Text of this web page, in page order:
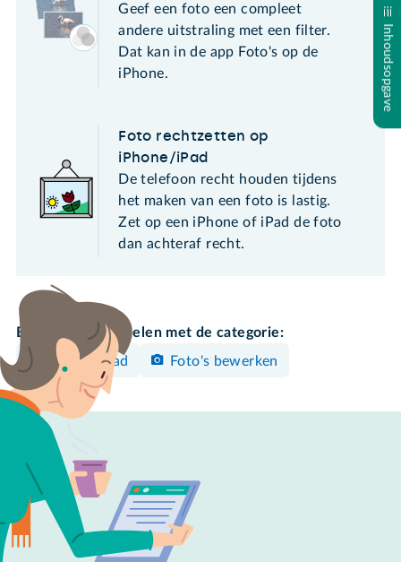
Inhoudsopgave
Geef een foto een compleet
andere uitstraling met een filter.
Dat kan in de app Foto's op de
iPhone.
Foto rechtzetten op
iPhone/iPad
De telefoon recht houden tijdens
het maken van een foto is lastig.
Zet op een iPhone of iPad de foto
dan achteraf recht.
Bekijk meer artikelen met de categorie:
iPhone/iPad
Foto's bewerken